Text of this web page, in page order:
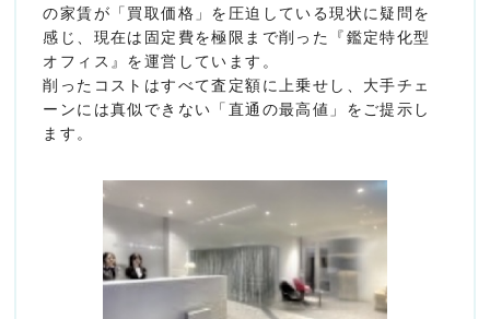
の家賃が「買取価格」を圧迫している現状に疑問を
感じ、現在は固定費を極限まで削った『鑑定特化型
オフィス』を運営しています。
削ったコストはすべて査定額に上乗せし、大手チェ
ーンには真似できない「直通の最高値」をご提示し
ます。